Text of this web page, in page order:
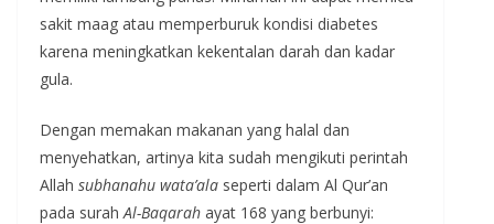
sakit maag atau memperburuk kondisi diabetes
karena meningkatkan kekentalan darah dan kadar
gula.
Dengan memakan makanan yang halal dan
menyehatkan, artinya kita sudah mengikuti perintah
Allah subhanahu wata’ala seperti dalam Al Qur’an
pada surah Al-Baqarah ayat 168 yang berbunyi: